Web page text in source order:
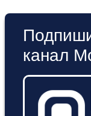
канал